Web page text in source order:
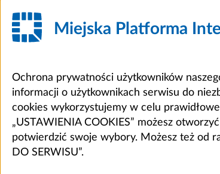
Miejska Platforma
Ochrona prywatności użytkowników
informacji o użytkownikach serwisu do
cookies wykorzystujemy w celu
„USTAWIENIA COOKIES” możesz
potwierdzić swoje wybory. Możesz też od
DO SERWISU”.